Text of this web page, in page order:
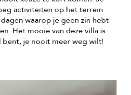
activiteiten op het terrein
waarop je geen zin hebt
Het mooie van deze villa is
bent, je nooit meer weg wilt!